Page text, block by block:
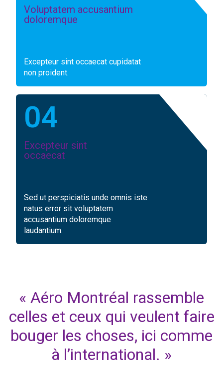
Voluptatem accusantium
doloremque
Excepteur sint occaecat cupidatat
non proident.
04
Excepteur sint
occaecat
Sed ut perspiciatis unde omnis iste
natus error sit voluptatem
accusantium doloremque
laudantium.
« Aéro Montréal rassemble
celles et ceux qui veulent faire
bouger les choses, ici comme
à l’international. »